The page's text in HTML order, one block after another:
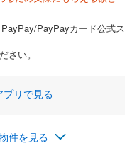
PayPayカード公式ス
さい。
プリで見る
件を見る